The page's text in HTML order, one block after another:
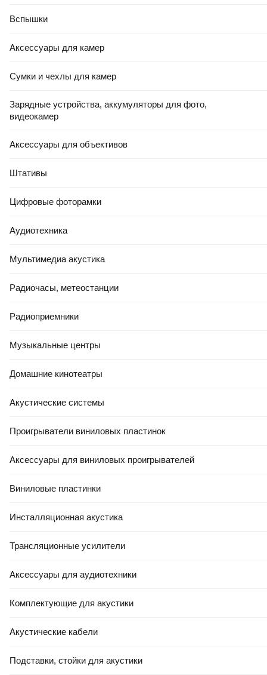
Вспышки
Аксессуары для камер
Сумки и чехлы для камер
Зарядные устройства, аккумуляторы для фото,
видеокамер
Аксессуары для объективов
Штативы
Цифровые фоторамки
Аудиотехника
Мультимедиа акустика
Радиочасы, метеостанции
Радиоприемники
Музыкальные центры
Домашние кинотеатры
Акустические системы
Проигрыватели виниловых пластинок
Аксессуары для виниловых проигрывателей
Виниловые пластинки
Инсталляционная акустика
Трансляционные усилители
Аксессуары для аудиотехники
Комплектующие для акустики
Акустические кабели
Подставки, стойки для акустики
40,00 Ҕ
0.0
92,50 Ҕ
6927595772874 (абрикосовый/бежевый)
25,50 Ҕ
В корзину
61,00 Ҕ